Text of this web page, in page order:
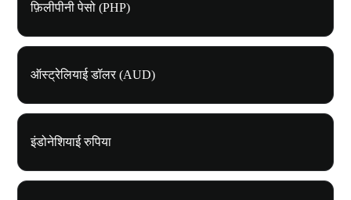
फ़िलीपीनी पेसो (PHP)
ऑस्ट्रेलियाई डॉलर (AUD)
इंडोनेशियाई रुपिया